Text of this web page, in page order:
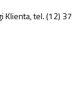
Klienta, tel. (12) 37